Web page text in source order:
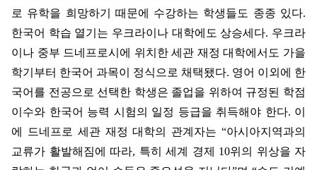
로 유학을 희망하기 때문에 수강하는 학생들도 종종 있다.
한국어 학습 열기는 우크라이나 대학에도 상승세다. 우크라
이나 중부 드네프로시에 위치한 세관 재정 대학에서도 가을
학기부터 한국어 과목이 정식으로 채택됐다. 영어 이외에 한
국어를 전공으로 선택한 학생은 졸업을 위하여 규정된 학점
이수와 한국어 능력 시험의 일정 등급을 취득해야 한다. 이
에 드네프로 세관 재정 대학의 관계자는 “아시아지역과의
교류가 활발해짐에 따라, 특히 세계 경제 10위의 위상을 자